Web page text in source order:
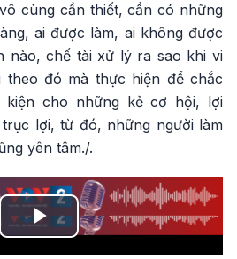
cùng cần thiết, cần có những
ai được làm, ai không được
nào, chế tài xử lý ra sao khi vi
theo đó mà thực hiện để chắc
kiện cho những kẻ cơ hội, lợi
lợi, từ đó, những người làm
yên tâm./.
Play